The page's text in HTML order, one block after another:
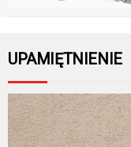
UPAMIĘTNIENIE